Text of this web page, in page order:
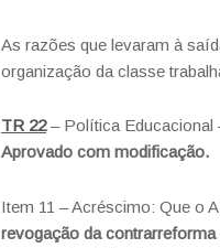
As razões que levaram à
organização da classe
TR 22– Política Educacional
Aprovado com modificação.
Item 11 – Acréscimo: Que o
revogação da